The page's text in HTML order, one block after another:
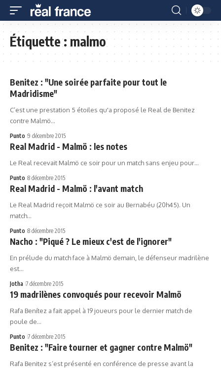
Étiquette :malmo
Benitez : "Une soirée parfaite pour tout le
Madridisme"
C’est une prestation 5 étoiles qu'a proposé le Real de Benitez
contre Malmö…
Punto 9 décembre 2015
Real Madrid - Malmö : les notes
Le Real recevait Malmö ce soir pour un match sans enjeu pour…
Punto 8 décembre 2015
Real Madrid - Malmö : l'avant match
Le Real Madrid reçoit Malmö ce soir au Bernabéu (20h45). Un
match…
Punto 8 décembre 2015
Nacho : "Piqué ? Le mieux c'est de l'ignorer"
En prélude du match face à Malmö demain, le défenseur madrilène
est…
Jotha 7 décembre 2015
19 madrilènes convoqués pour recevoir Malmö
Rafa Benítez a fait appel à 19 joueurs pour le dernier match de
poule de…
Punto 7 décembre 2015
Benitez : "Faire tourner et gagner contre Malmö"
Rafa Benitez s’est présenté en conférence de presse avant la